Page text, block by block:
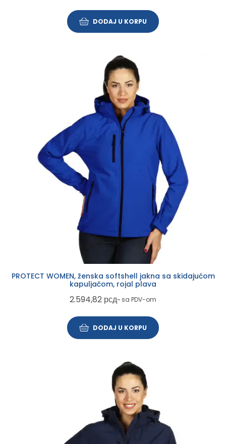
DODAJ U KORPU
PROTECT WOMEN, ženska softshell jakna sa skidajućom
kapuljačom, rojal plava
2.594,82 рсд~ sa PDV-om
DODAJ U KORPU